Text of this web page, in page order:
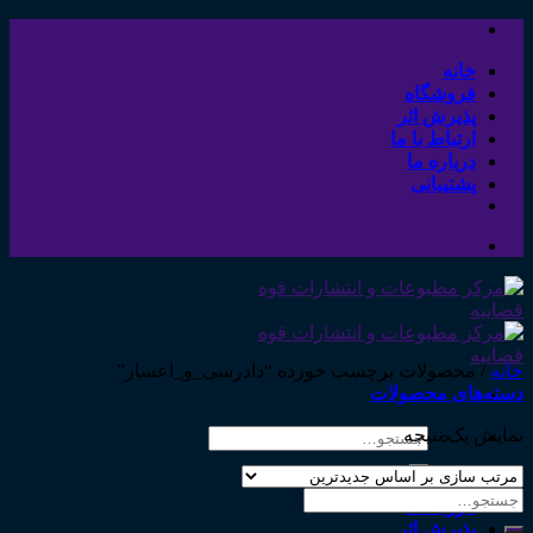
Skip
contentخانه
فروشگاه
پذیرش اثر
ارتباط با ما
درباره ما
پشتیبانی
جستجو
خانه
فروشگاه
پذیرش اثر
خانه /محصولات برچسب خورده “دادرسی_و_اعسار”
دسته‌های محصولات
نمایش یک نتیجه
جستجو